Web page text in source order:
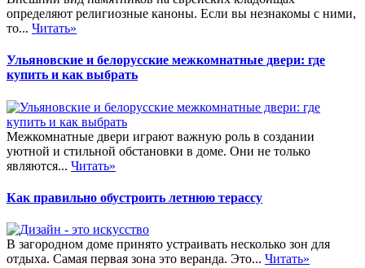
определяют религиозные каноны. Если вы незнакомы с ними,
то... Читать»
Ульяновские и белорусские межкомнатные двери: где
купить и как выбрать
Межкомнатные двери играют важную роль в создании
уютной и стильной обстановки в доме. Они не только
являются... Читать»
Как правильно обустроить летнюю терассу
В загородном доме принято устраивать несколько зон для
отдыха. Самая первая зона это веранда. Это... Читать»